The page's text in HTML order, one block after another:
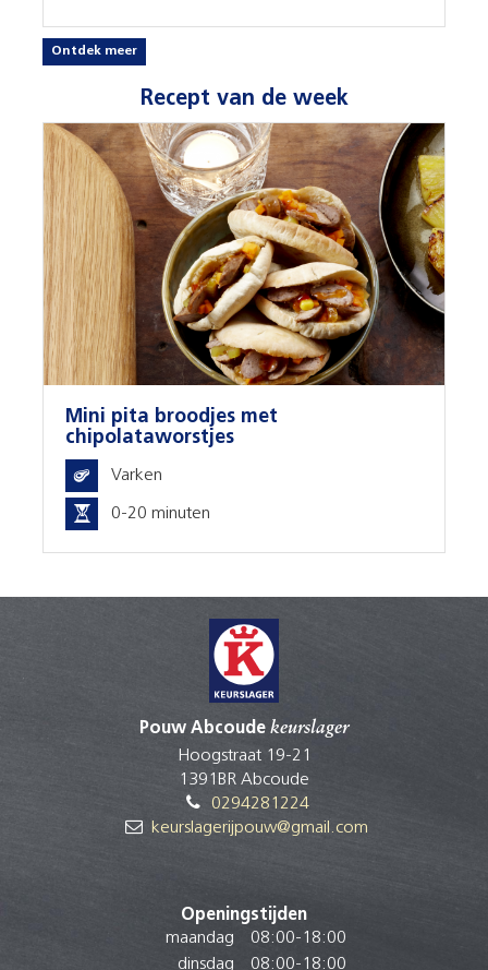
Ontdek meer
Recept van de week
Mini pita broodjes met
chipolataworstjes
Varken
0-20 minuten
Pouw Abcoude keurslager
Hoogstraat 19-21
1391BR Abcoude
0294281224
keurslagerijpouw@gmail.com
Openingstijden
maandag
08:00-18:00
dinsdag
08:00-18:00